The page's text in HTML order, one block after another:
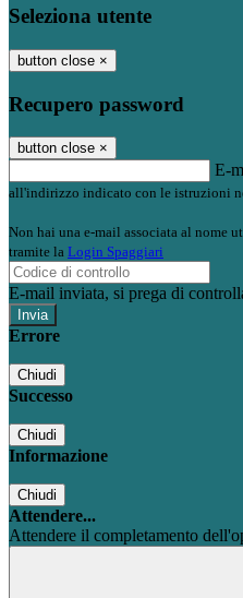
Seleziona utente
button close ×
Recupero password
button close ×
E-
all'indirizzo indicato con le istruzioni
Non hai una e-mail associata al nome
tramite la Login Spaggiari
E-mail inviata, si prega di
Errore
Chiudi
Successo
Chiudi
Informazione
Chiudi
Attendere...
Attendere il completamento